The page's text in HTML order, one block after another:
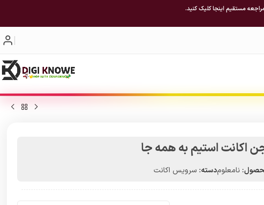
مستقیم اینجا کلیک کنید.
اکانت استیم به همه جا
نامعلومدسته: سرویس اکانت